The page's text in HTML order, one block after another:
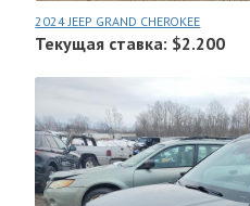
2024 JEEP GRAND CHEROKEE
Текущая ставка: $2.200